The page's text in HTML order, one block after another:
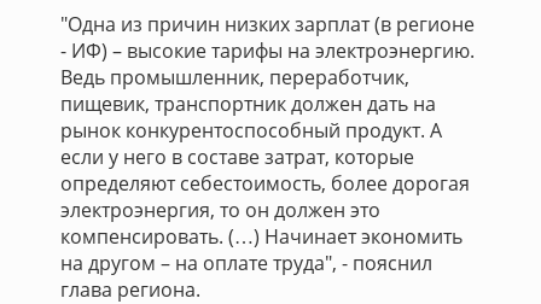
"Одна из причин низких зарплат (в регионе
- ИФ) – высокие тарифы на электроэнергию.
Ведь промышленник, переработчик,
пищевик, транспортник должен дать на
рынок конкурентоспособный продукт. А
если у него в составе затрат, которые
определяют себестоимость, более дорогая
электроэнергия, то он должен это
компенсировать. (…) Начинает экономить
на другом – на оплате труда", - пояснил
глава региона.